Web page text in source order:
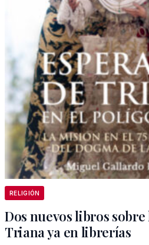
RELIGIÓN
Dos nuevos libros sobre
Triana ya en librerías